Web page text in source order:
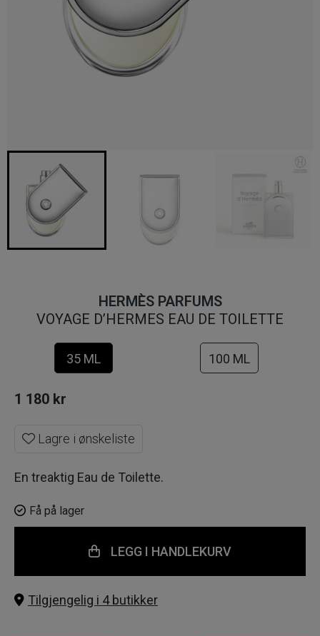
HERMÈS PARFUMS
VOYAGE D’HERMES EAU DE TOILETTE
35 ML 100 ML
1 180 kr
Lagre i ønskeliste
En treaktig Eau de Toilette.
Få på lager
LEGG I HANDLEKURV
Tilgjengelig i 4 butikker